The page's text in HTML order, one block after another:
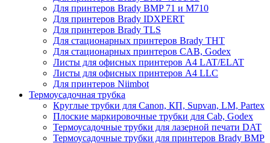
Для принтеров Brady BMP 71 и M710
Для принтеров Brady IDXPERT
Для принтеров Brady TLS
Для стационарных принтеров Brady THT
Для стационарных принтеров CAB, Godex
Листы для офисных принтеров А4 LAT/ELAT
Листы для офисных принтеров А4 LLC
Для принтеров Niimbot
Термоусадочная трубка
Круглые трубки для Canon, КП, Supvan, LM, Partex
Плоские маркировочные трубки для Cab, Godex
Термоусадочные трубки для лазерной печати DAT
Термоусадочные трубки для принтеров Brady BMP